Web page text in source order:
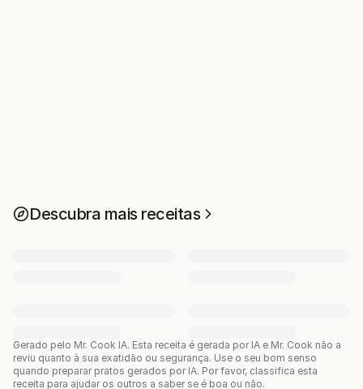
Descubra mais receitas
Gerado pelo Mr. Cook IA. Esta receita é gerada por IA e Mr. Cook não a
reviu quanto à sua exatidão ou segurança. Use o seu bom senso
quando preparar pratos gerados por IA. Por favor, classifica esta
receita para ajudar os outros a saber se é boa ou não.